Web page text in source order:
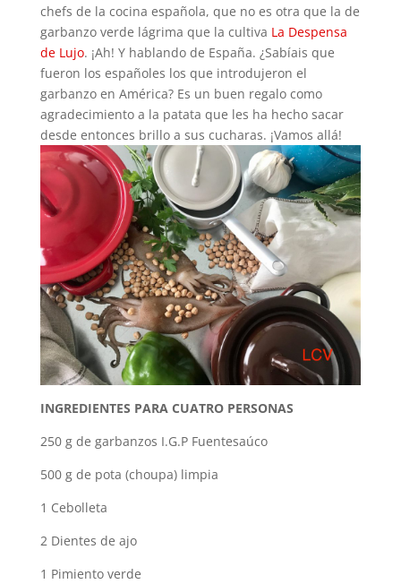
chefs de la cocina española, que no es otra que la de
garbanzo verde lágrima que la cultiva La Despensa
de Lujo. ¡Ah! Y hablando de España. ¿Sabíais que
fueron los españoles los que introdujeron el
garbanzo en América? Es un buen regalo como
agradecimiento a la patata que les ha hecho sacar
desde entonces brillo a sus cucharas. ¡Vamos allá!
INGREDIENTES PARA CUATRO PERSONAS
250 g de garbanzos I.G.P Fuentesaúco
500 g de pota (choupa) limpia
1 Cebolleta
2 Dientes de ajo
1 Pimiento verde